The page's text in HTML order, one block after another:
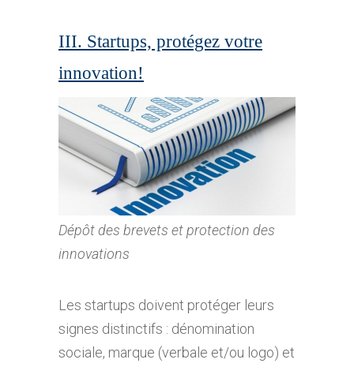
III. Startups, protégez votre
innovation!
Dépôt des brevets et protection des
innovations
Les startups doivent protéger leurs
signes distinctifs : dénomination
sociale, marque (verbale et/ou logo) et